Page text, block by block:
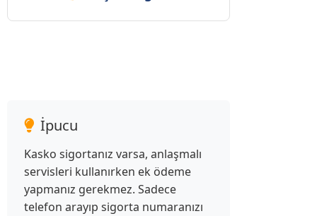
İpucu
Kasko sigortanız varsa, anlaşmalı
servisleri kullanırken ek ödeme
yapmanız gerekmez. Sadece
telefon arayıp sigorta numaranızı